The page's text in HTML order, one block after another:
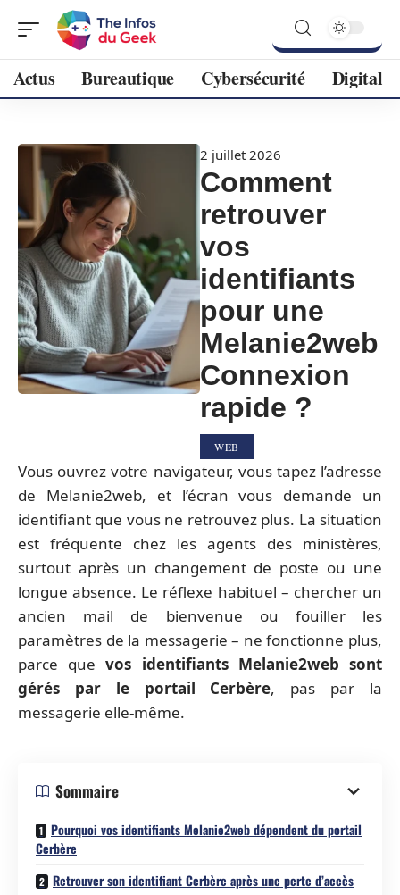
Actus Bureautique Cybersécurité Digital
2 juillet 2026
Comment
retrouver
vos
identifiants
pour une
Melanie2web
Connexion
rapide ?
WEB
Vous ouvrez votre navigateur, vous tapez l’adresse
de Melanie2web, et l’écran vous demande un
identifiant que vous ne retrouvez plus. La situation
est fréquente chez les agents des ministères,
surtout après un changement de poste ou une
longue absence. Le réflexe habituel – chercher un
ancien mail de bienvenue ou fouiller les
paramètres de la messagerie – ne fonctionne plus,
parce quevos identifiants Melanie2web sont
gérés par le portail Cerbère, pas par la
messagerie elle-même.
Sommaire
Pourquoi vos identifiants Melanie2web dépendent du portail
Cerbère
Retrouver son identifiant Cerbère après une perte d’accès